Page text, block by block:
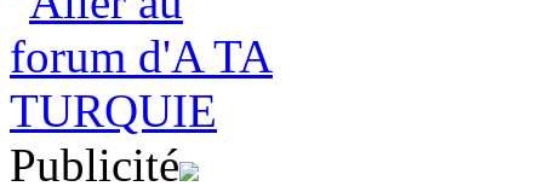
Publicité